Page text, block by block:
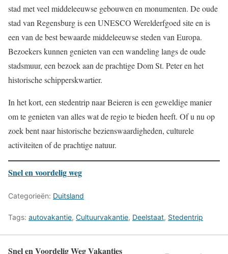
stad met veel middeleeuwse gebouwen en monumenten. De oude
stad van Regensburg is een UNESCO Werelderfgoed site en is
een van de best bewaarde middeleeuwse steden van Europa.
Bezoekers kunnen genieten van een wandeling langs de oude
stadsmuur, een bezoek aan de prachtige Dom St. Peter en het
historische schipperskwartier.
In het kort, een stedentrip naar Beieren is een geweldige manier
om te genieten van alles wat de regio te bieden heeft. Of u nu op
zoek bent naar historische bezienswaardigheden, culturele
activiteiten of de prachtige natuur.
Snel en voordelig weg
Categorieën: Duitsland
Tags: autovakantie, Cultuurvakantie, Deelstaat, Stedentrip
Snel en Voordelig Weg Vakanties